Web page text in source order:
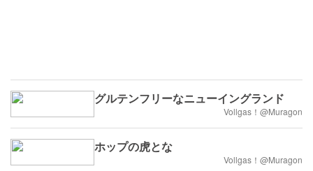
グルテンフリーなニューイングランド
Vollgas！@Muragon
ホップの虎とな
Vollgas！@Muragon